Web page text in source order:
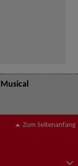
Musical
Zum Seitenanfang